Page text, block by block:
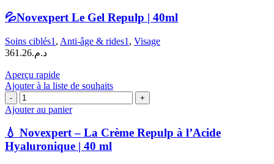
Novexpert
Le
Repulp
|
💦Novexpert Le Gel Repulp | 40ml
Soins ciblés1 , Anti-âge & rides1 , Visage
د.م.361.26
Aperçu rapide
Ajouter à la liste de souhaits
quantité
de
Novexpert
–
La
Ajouter au panier
💧 Novexpert – La Crème Repulp à l’Acide
Hyaluronique | 40 ml